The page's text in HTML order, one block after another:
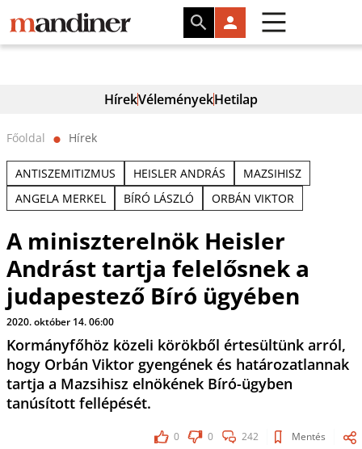
HírekVéleményekHetilap
Főoldal ⬤ Hírek
ANTISZEMITIZMUS HEISLER ANDRÁS
MAZSIHISZ
ANGELA MERKEL
BÍRÓ LÁSZLÓ ORBÁN VIKTOR
A miniszterelnök Heisler
Andrást tartja felelősnek a
judapestező Bíró ügyében
2020. október 14. 06:00
Kormányfőhöz közeli körökből értesültünk arról,
hogy Orbán Viktor gyengének és határozatlannak
tartja a Mazsihisz elnökének Bíró-ügyben
tanúsított fellépését.
0 0 242 Mentés